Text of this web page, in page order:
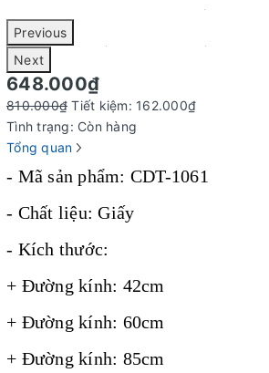
Previous
Next
648.000₫
810.000₫ Tiết kiệm: 162.000₫
Tình trạng: Còn hàng
Tổng quan
- Mã sản phẩm: CDT-1061
- Chất liệu: Giấy
- Kích thước:
+ Đường kính: 42cm
+ Đường kính: 60cm
+ Đường kính: 85cm